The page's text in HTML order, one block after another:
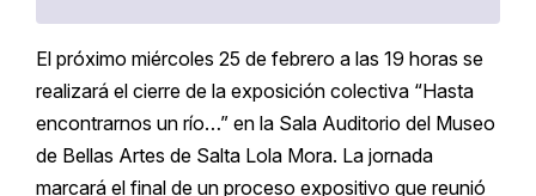
El próximo miércoles 25 de febrero a las 19 horas se
realizará el cierre de la exposición colectiva “Hasta
encontrarnos un río…” en la Sala Auditorio del Museo
de Bellas Artes de Salta Lola Mora. La jornada
marcará el final de un proceso expositivo que reunió